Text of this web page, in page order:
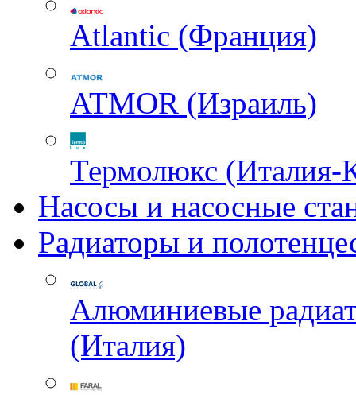
Atlantic (Франция)
ATMOR (Израиль)
Термолюкс (Италия-
Насосы и насосные
Радиаторы и
Алюминиевые
(Италия)